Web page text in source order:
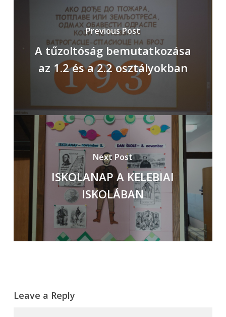
Previous Post
A tűzoltóság bemutatkozása
az 1.2 és a 2.2 osztályokban
Next Post
ISKOLANAP A KELEBIAI
ISKOLÁBAN
Leave a Reply